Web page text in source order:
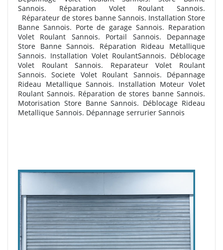
Sannois. Réparation Volet Roulant Sannois.
Réparateur de stores banne Sannois. Installation Store
Banne Sannois. Porte de garage Sannois. Reparation
Volet Roulant Sannois. Portail Sannois. Depannage
Store Banne Sannois. Réparation Rideau Metallique
Sannois. Installation Volet RoulantSannois. Déblocage
Volet Roulant Sannois. Reparateur Volet Roulant
Sannois. Societe Volet Roulant Sannois. Dépannage
Rideau Metallique Sannois. Installation Moteur Volet
Roulant Sannois. Réparation de stores banne Sannois.
Motorisation Store Banne Sannois. Déblocage Rideau
Metallique Sannois. Dépannage serrurier Sannois